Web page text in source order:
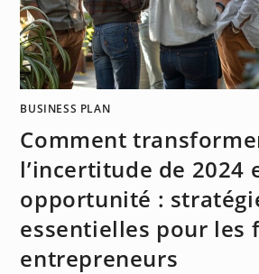
BUSINESS PLAN
Comment
l’incertitude de 2024
opportunité :
essentielles pour les
entrepreneurs